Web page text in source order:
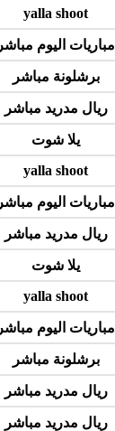
yalla shoot
مباريات اليوم مباشر
برشلونة مباشر
ريال مدريد مباشر
يلا شوت
yalla shoot
مباريات اليوم مباشر
ريال مدريد مباشر
يلا شوت
yalla shoot
مباريات اليوم مباشر
برشلونة مباشر
ريال مدريد مباشر
ريال مدريد مباشر